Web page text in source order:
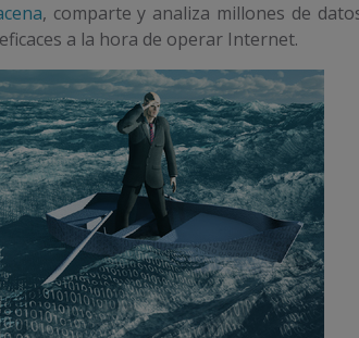
, comparte y analiza millones de
a la hora de operar Internet.